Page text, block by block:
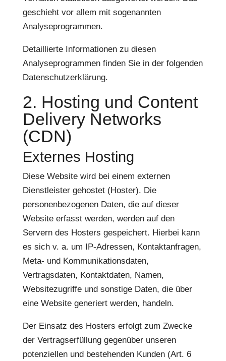
geschieht vor allem mit sogenannten
Analyseprogrammen.
Detaillierte Informationen zu diesen
Analyseprogrammen finden Sie in der folgenden
Datenschutzerklärung.
2. Hosting und Content
Delivery Networks
(CDN)
Externes Hosting
Diese Website wird bei einem externen
Dienstleister gehostet (Hoster). Die
personenbezogenen Daten, die auf dieser
Website erfasst werden, werden auf den
Servern des Hosters gespeichert. Hierbei kann
es sich v. a. um IP-Adressen, Kontaktanfragen,
Meta- und Kommunikationsdaten,
Vertragsdaten, Kontaktdaten, Namen,
Websitezugriffe und sonstige Daten, die über
eine Website generiert werden, handeln.
Der Einsatz des Hosters erfolgt zum Zwecke
der Vertragserfüllung gegenüber unseren
potenziellen und bestehenden Kunden (Art. 6